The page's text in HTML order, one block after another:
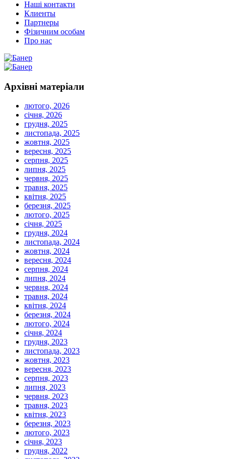
Наші контакти
Клиенты
Партнеры
Фізичним особам
Про нас
Архівні матеріали
лютого, 2026
січня, 2026
грудня, 2025
листопада, 2025
жовтня, 2025
вересня, 2025
серпня, 2025
липня, 2025
червня, 2025
травня, 2025
квітня, 2025
березня, 2025
лютого, 2025
січня, 2025
грудня, 2024
листопада, 2024
жовтня, 2024
вересня, 2024
серпня, 2024
липня, 2024
червня, 2024
травня, 2024
квітня, 2024
березня, 2024
лютого, 2024
січня, 2024
грудня, 2023
листопада, 2023
жовтня, 2023
вересня, 2023
серпня, 2023
липня, 2023
червня, 2023
травня, 2023
квітня, 2023
березня, 2023
лютого, 2023
січня, 2023
грудня, 2022